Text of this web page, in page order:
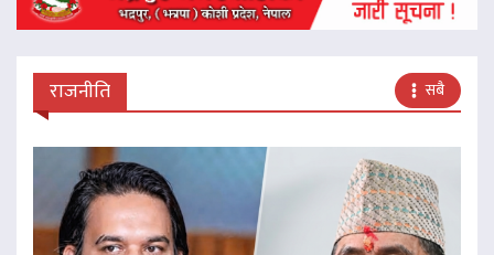
राजनीति सबै